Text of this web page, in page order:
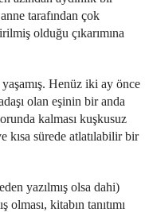
tarafından çok
olduğu çıkarımına
Henüz iki ay önce
olan eşinin bir anda
kalması kuşkusuz
sürede atlatılabilir bir
yazılmış olsa dahi)
kitabın tanıtımı